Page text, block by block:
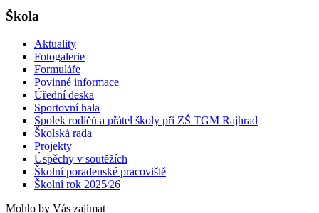
Škola
Aktuality
Fotogalerie
Formuláře
Povinné informace
Úřední deska
Sportovní hala
Spolek rodičů a přátel školy při ZŠ TGM Rajhrad
Školská rada
Projekty
Úspěchy v soutěžích
Školní poradenské pracoviště
Školní rok 2025⁄26
Mohlo by Vás zajímat